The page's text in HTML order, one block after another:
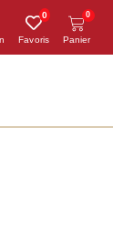
0 0